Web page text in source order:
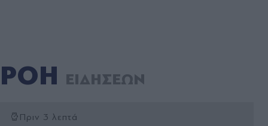
ΡΟΗ ΕΙΔΗΣΕΩΝ
Πριν 3 λεπτά